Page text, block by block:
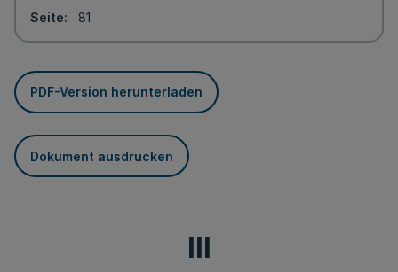
Seite
81
PDF-Version herunterladen
Dokument ausdrucken
III